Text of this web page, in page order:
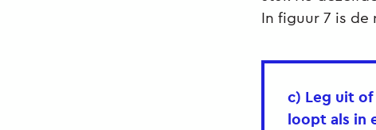
In figuur 7 is
c) Leg uit
loopt als in